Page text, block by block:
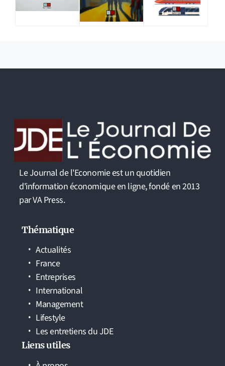
Le Journal de l'Economie est un quotidien
d'information économique en ligne, fondé en 2013
par VA Press.
Thématique
Actualités
France
Entreprises
International
Management
Lifestyle
Les entretiens du JDE
Liens utiles